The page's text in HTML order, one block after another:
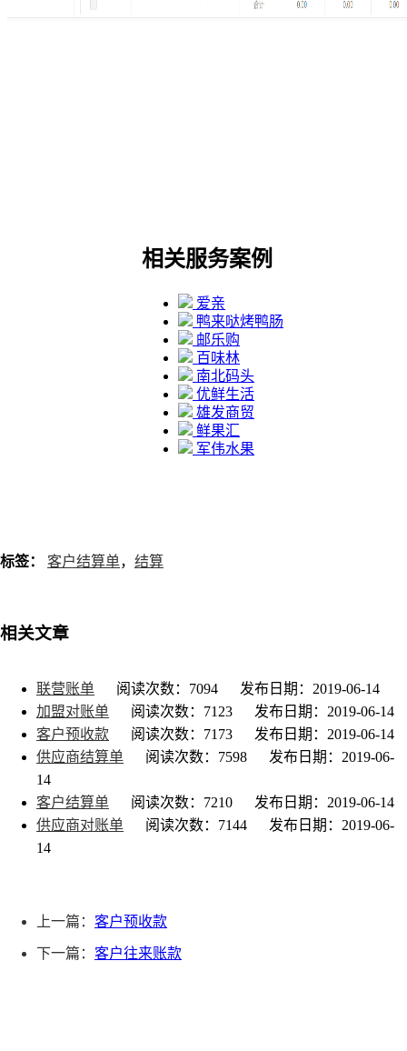
相关服务案例
爱亲
鸭来哒烤鸭肠
邮乐购
百味林
南北码头
优鲜生活
雄发商贸
鲜果汇
军伟水果
标签： 客户结算单， 结算
相关文章
联营账单 阅读次数：7094
发布日期：2019-06-14
加盟对账单
阅读次数：7123
发布日期：2019-06-14
客户预收款
阅读次数：7173
发布日期：2019-06-14
供应商结算单
阅读次数：7598
发布日期：2019-06-
14
客户结算单
阅读次数：7210
发布日期：2019-06-14
供应商对账单
阅读次数：7144
发布日期：2019-06-
14
上一篇： 客户预收款
下一篇： 客户往来账款